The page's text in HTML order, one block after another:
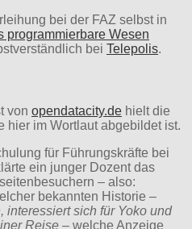
bei der FAZ selbst in
programmierbare Wesen
bei Telepolis.
von opendatacity.de hielt die
hier im Wortlaut abgebildet ist.
für Führungskräfte bei
ein junger Dozent das
– also:
bekannten Historie –
interessiert sich für Yoko und
Reise – welche Anzeige